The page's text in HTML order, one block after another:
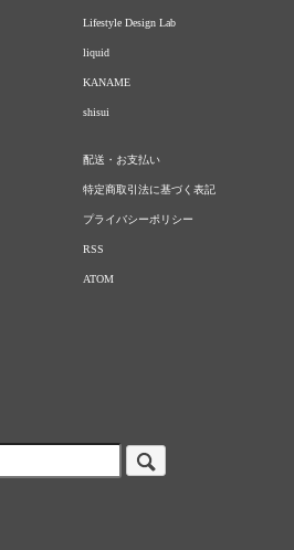
Lifestyle Design Lab
liquid
KANAME
shisui
配送・お支払い
特定商取引法に基づく表記
プライバシーポリシー
RSS
ATOM